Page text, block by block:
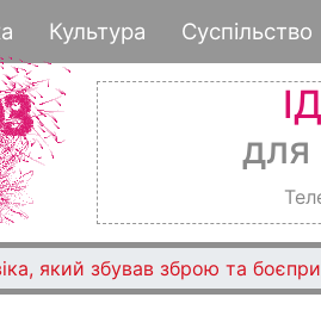
к
основному
Культура Суспільство
для
який збував зброю та